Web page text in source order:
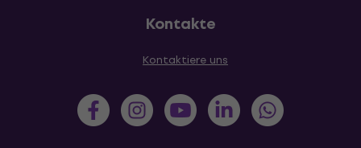
Kontakte
Kontaktiere uns